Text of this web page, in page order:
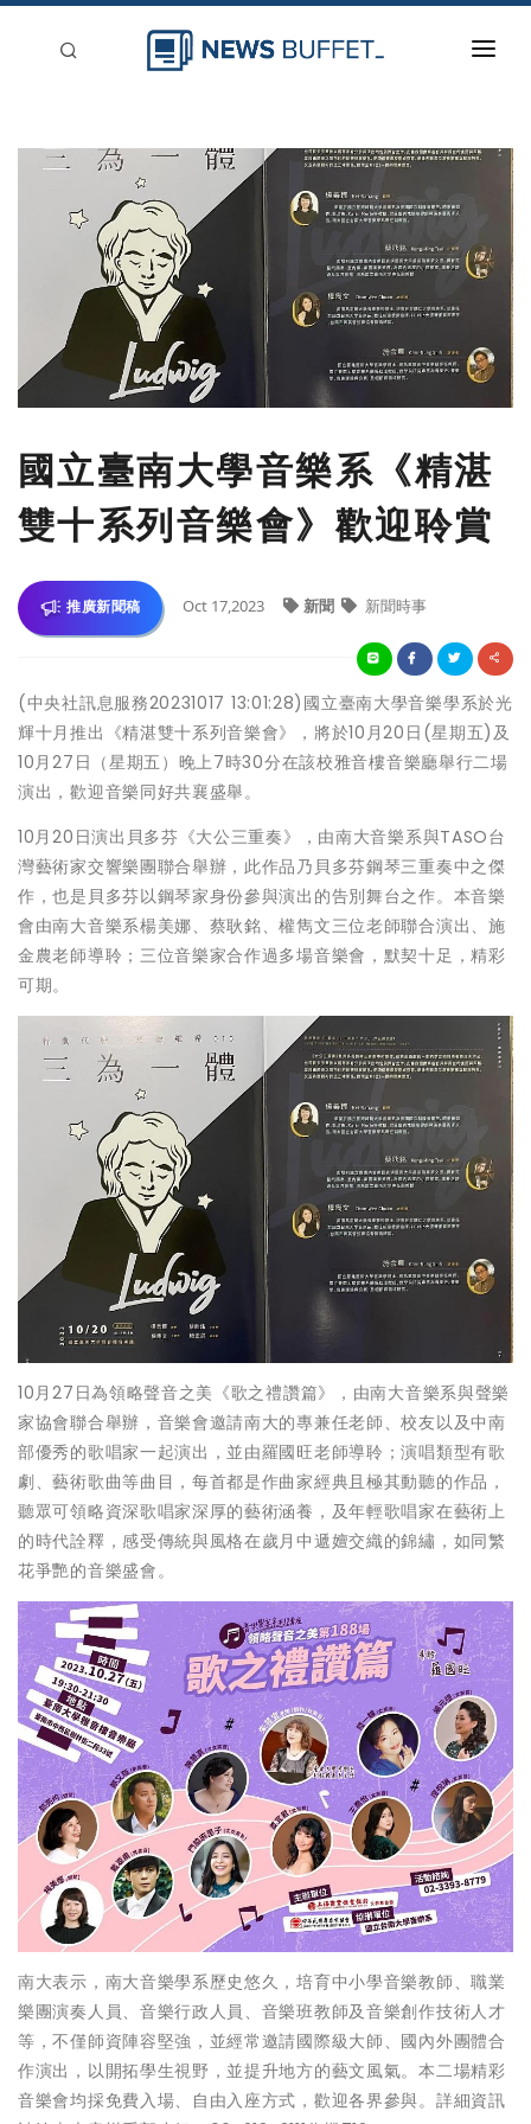
新聞稿分類
登入
刊登
國立臺南大學音樂系《精湛
雙十系列音樂會》歡迎聆賞
推廣新聞稿 Oct 17,2023 新聞 新聞時事
(中央社訊息服務20231017 13:01:28)國立臺南大學音樂學系於光
輝十月推出《精湛雙十系列音樂會》，將於10月20日(星期五)及
10月27日（星期五）晚上7時30分在該校雅音樓音樂廳舉行二場
演出，歡迎音樂同好共襄盛舉。
10月20日演出貝多芬《大公三重奏》，由南大音樂系與TASO台
灣藝術家交響樂團聯合舉辦，此作品乃貝多芬鋼琴三重奏中之傑
作，也是貝多芬以鋼琴家身份參與演出的告別舞台之作。本音樂
會由南大音樂系楊美娜、蔡耿銘、權雋文三位老師聯合演出、施
金農老師導聆；三位音樂家合作過多場音樂會，默契十足，精彩
可期。
10月27日為領略聲音之美《歌之禮讚篇》，由南大音樂系與聲樂
家協會聯合舉辦，音樂會邀請南大的專兼任老師、校友以及中南
部優秀的歌唱家一起演出，並由羅國旺老師導聆；演唱類型有歌
劇、藝術歌曲等曲目，每首都是作曲家經典且極其動聽的作品，
聽眾可領略資深歌唱家深厚的藝術涵養，及年輕歌唱家在藝術上
的時代詮釋，感受傳統與風格在歲月中遞嬗交織的錦繡，如同繁
花爭艷的音樂盛會。
南大表示，南大音樂學系歷史悠久，培育中小學音樂教師、職業
樂團演奏人員、音樂行政人員、音樂班教師及音樂創作技術人才
等，不僅師資陣容堅強，並經常邀請國際級大師、國內外團體合
作演出，以開拓學生視野，並提升地方的藝文風氣。本二場精彩
音樂會均採免費入場、自由入座方式，歡迎各界參與。詳細資訊